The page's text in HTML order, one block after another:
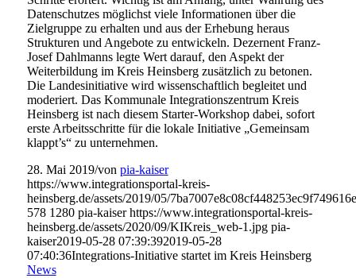
Datenschutzes möglichst viele Informationen über die
Zielgruppe zu erhalten und aus der Erhebung heraus
Strukturen und Angebote zu entwickeln. Dezernent Franz-
Josef Dahlmanns legte Wert darauf, den Aspekt der
Weiterbildung im Kreis Heinsberg zusätzlich zu betonen.
Die Landesinitiative wird wissenschaftlich begleitet und
moderiert. Das Kommunale Integrationszentrum Kreis
Heinsberg ist nach diesem Starter-Workshop dabei, sofort
erste Arbeitsschritte für die lokale Initiative „Gemeinsam
klappt’s“ zu unternehmen.
28. Mai 2019/von pia-kaiser
https://www.integrationsportal-kreis-
heinsberg.de/assets/2019/05/
578 1280 pia-kaiser https://www.integrationsportal-kreis-
heinsberg.de/assets/2020/09/KIKreis_web-1.jpg pia-
kaiser2019-05-28 07:39:392019-05-28
07:40:36Integrations-Initiative startet im Kreis Heinsberg
News